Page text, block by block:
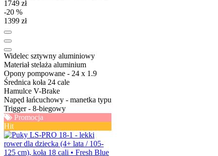
1749 zł
-20 %
1399 zł
Widelec sztywny aluminiowy
Materiał stelaża aluminium
Opony pompowane - 24 x 1.9
Średnica koła 24 cale
Hamulce V-Brake
Napęd łańcuchowy - manetka typu
Trigger - 8-biegowy
Promocja
Hit